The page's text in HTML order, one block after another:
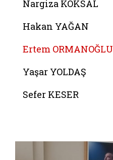
Nargiza KÖKSAL
Hakan YAĞAN
Ertem ORMANOĞLU
Yaşar YOLDAŞ
Sefer KESER